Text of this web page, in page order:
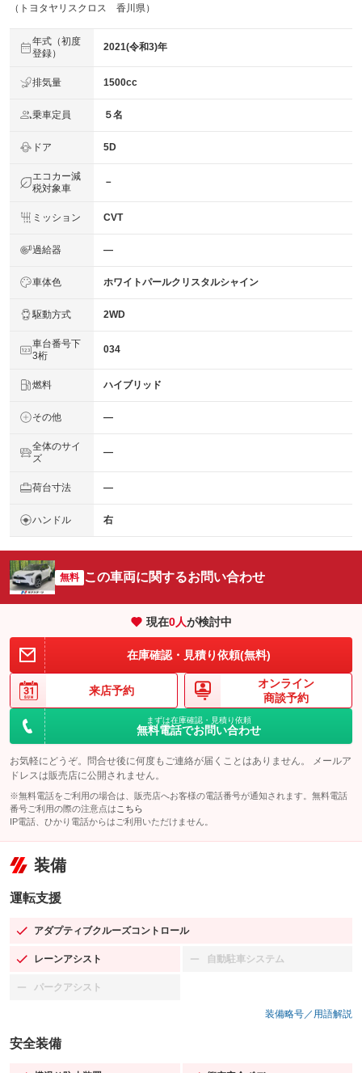
（トヨタヤリスクロス 香川県）
年式（初度
登録）
2021(令和3)年
排気量 1500cc
乗車定員 ５名
ドア 5D
エコカー減
税対象車
－
ミッション CVT
過給器 ―
車体色 ホワイトパールクリスタルシャイン
駆動方式 2WD
車台番号下
3桁
034
燃料 ハイブリッド
その他 ―
全体のサイ
ズ
―
荷台寸法 ―
ハンドル 右
無料 この車両に関するお問い合わせ
現在0人が検討中
在庫確認・見積り依頼(無料)
来店予約
オンライン
商談予約
まずは在庫確認・見積り依頼
無料電話でお問い合わせ
お気軽にどうぞ。問合せ後に何度もご連絡が届くことはありません。 メールア
ドレスは販売店に公開されません。
※無料電話をご利用の場合は、販売店へお客様の電話番号が通知されます。無料電話
番号ご利用の際の注意点は こちら
IP電話、ひかり電話からはご利用いただけません。
装備
運転支援
アダプティブクルーズコントロール
：装備あり
レーンアシスト
：装備あり 自動駐車システム
：装備なし
パークアシスト
：装備なし
装備略号／用語解説
安全装備